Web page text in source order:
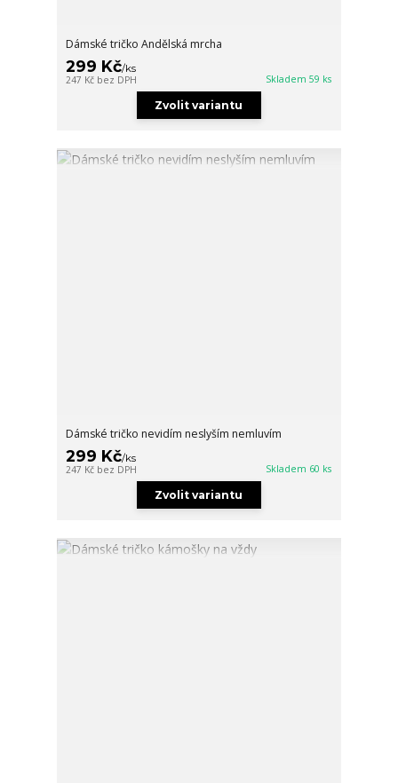
Dámské tričko Andělská mrcha
299 Kč/ks
247 Kč bez DPH Skladem 59 ks
Zvolit variantu
Dámské tričko nevidím neslyším nemluvím
299 Kč/ks
247 Kč bez DPH Skladem 60 ks
Zvolit variantu